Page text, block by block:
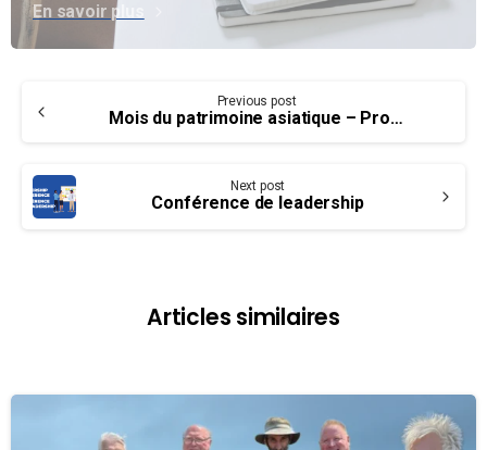
En savoir plus
Reading
Previous post
Mois du patrimoine asiatique – Projet sur l’histoire du travail des Canadien(ne)s d’Asie du Sud
Next post
Conférence de leadership
Articles similaires